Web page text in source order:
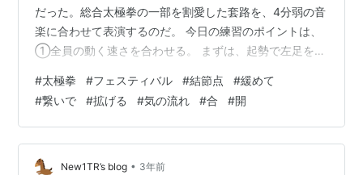
だった。総合太極拳の一部を割愛した套路を、4分弱の音
楽に合わせて表演するのだ。 今日の練習のポイントは、
①全員の動く速さを合わせる。 まずは、起勢で左足を開
る。 次には、曲調が変わる時に、どの套路をやっている
か確認して、全体のペースを知る。 ②前後左右の列がず
れない様に合わせる。 まずは、全員が歩幅を意識して、
前後左右の移動に大小がない様にする。 次には、収脚→
上歩、弓歩→跟歩、独立→上歩、転身→上歩の時、横幅の
#太極拳 #フェスティバル #結節点 #緩めて
#繋いで #拡げる #気の流れ #合 #開
New1TR’s blog • 3年前